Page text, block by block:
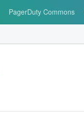
PagerDuty Commons